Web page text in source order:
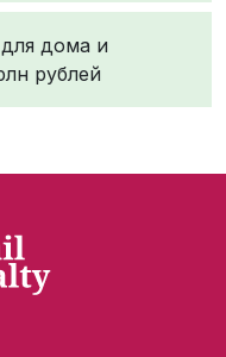
дома и
рублей